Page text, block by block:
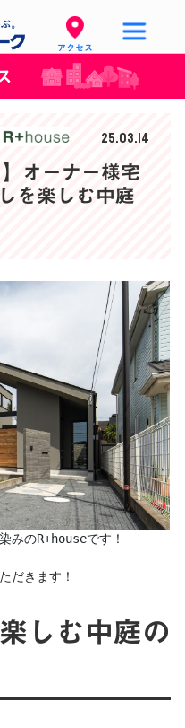
アクセス
25.03.14
】オーナー様宅
を楽しむ中庭
みのR+houseです！
だきます！
しむ中庭の